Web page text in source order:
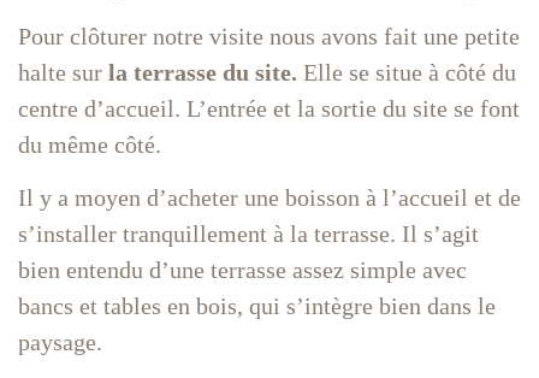
Pour clôturer notre visite nous avons fait une petite
halte sur la terrasse du site. Elle se situe à côté du
centre d’accueil. L’entrée et la sortie du site se font
du même côté.
Il y a moyen d’acheter une boisson à l’accueil et de
s’installer tranquillement à la terrasse. Il s’agit
bien entendu d’une terrasse assez simple avec
bancs et tables en bois, qui s’intègre bien dans le
paysage.